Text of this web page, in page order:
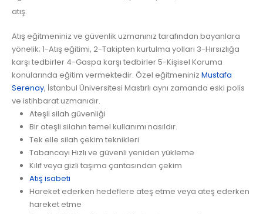
atış.
Atış eğitmeniniz ve güvenlik uzmanınız tarafından bayanlara
yönelik; 1-Atış eğitimi, 2-Takipten kurtulma yolları 3-Hırsızlığa
karşı tedbirler 4-Gaspa karşı tedbirler 5-Kişisel Koruma
konularında eğitim vermektedir. Özel eğitmeniniz Mustafa
Serenay, İstanbul Üniversitesi Mastırlı aynı zamanda eski polis
ve istihbarat uzmanıdır.
Ateşli silah güvenliği
Bir ateşli silahın temel kullanımı nasıldır.
Tek elle silah çekim teknikleri
Tabancayı Hızlı ve güvenli yeniden yükleme
Kılıf veya gizli taşıma çantasından çekim
Atış isabeti
Hareket ederken hedeflere ateş etme veya ateş ederken
hareket etme